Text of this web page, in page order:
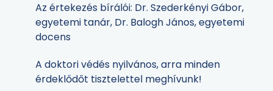
Az értekezés bírálói: Dr. Szederkényi Gábor,
egyetemi tanár, Dr. Balogh János, egyetemi
docens
A doktori védés nyilvános, arra minden
érdeklődőt tisztelettel meghívunk!